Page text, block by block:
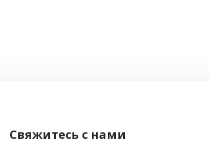
Свяжитесь с нами